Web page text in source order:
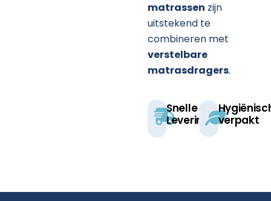
matrassen zijn
uitstekend te
combineren met
verstelbare
matrasdragers.
Snelle
Levering verpakt​